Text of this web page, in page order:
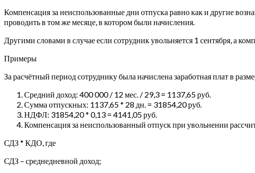
Компенсация за неиспользованные дни отпуска равно как и другие
проводить в том же месяце, в котором были начисления.
Другими словами в случае если сотрудник увольняется 1 сентября, а
Примеры
За расчётный период сотруднику была начислена заработная плат в
Средний доход: 400 000 / 12 мес. / 29,3 = 1137,65 руб.
Сумма отпускных: 1137,65 * 28 дн. = 31854,20 руб.
НДФЛ: 31854,20 * 0,13 = 4141,05 руб.
Компенсация за неиспользованный отпуск при увольнении
СДЗ * КДО, где
СДЗ – среднедневной доход;